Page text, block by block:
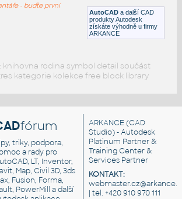
AutoCAD a další CAD
produkty Autodesk
získáte výhodně u firmy
ARKANCE
- buďte první
knihovna rodina symbol detail součást
kategorie kolekce free block library
fórum
triky, podpora,
a rady pro
LT, Inventor,
Map, Civil 3D, 3ds
Fusion, Forma,
PowerMill a další
ARKANCE (CAD
Studio) - Autodesk
Platinum Partner &
Training Center &
Services Partner
KONTAKT:
| tel. +420 910 970 111